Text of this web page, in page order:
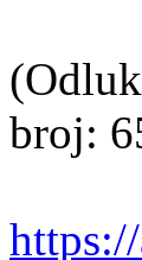
broj: